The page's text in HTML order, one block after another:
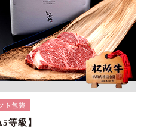
等級】